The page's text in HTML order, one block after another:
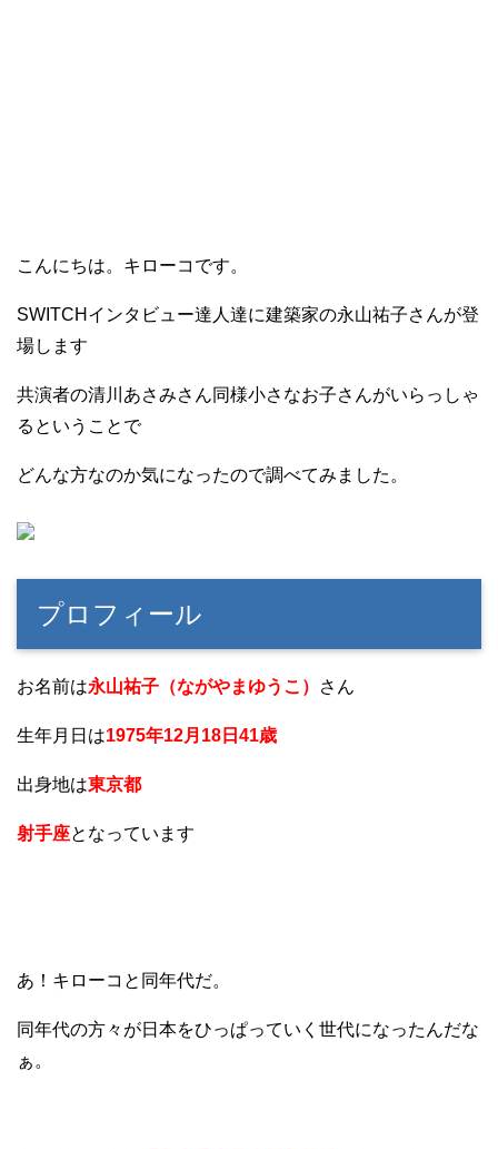
こんにちは。キローコです。
SWITCHインタビュー達人達に建築家の永山祐子さんが登
場します
共演者の清川あさみさん同様小さなお子さんがいらっしゃ
るということで
どんな方なのか気になったので調べてみました。
プロフィール
お名前は永山祐子（ながやまゆうこ） さん
生年月日は1975年12月18日41歳
出身地は東京都
射手座となっています
あ！キローコと同年代だ。
同年代の方々が日本をひっぱっていく世代になったんだな
ぁ。